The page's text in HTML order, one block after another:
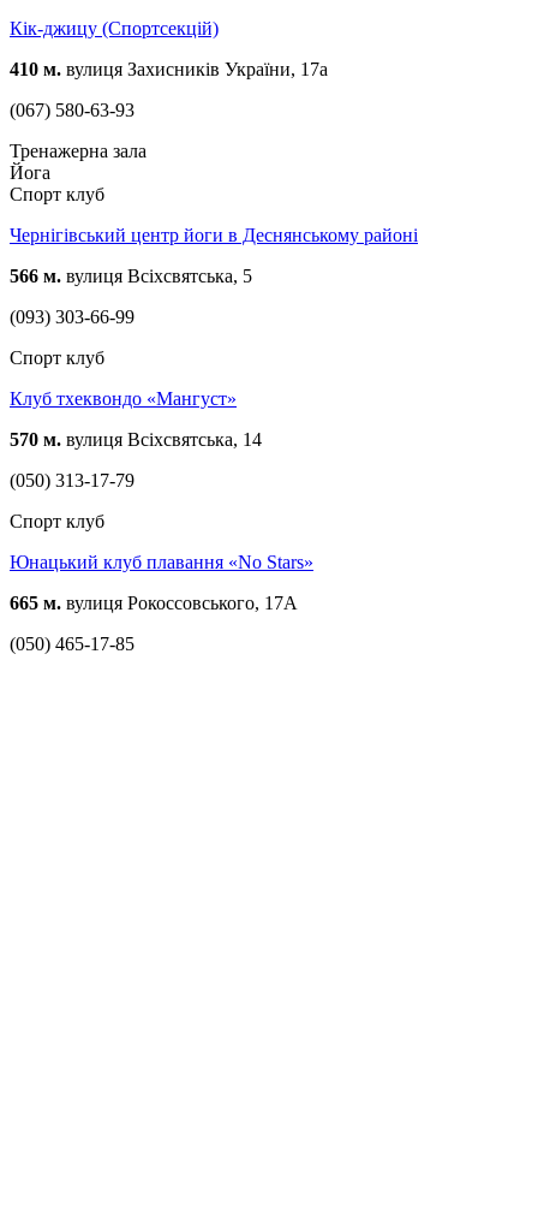
Кік-джицу (Спортсекцій)
410 м. вулиця Захисників України, 17a
(067) 580-63-93
Тренажерна зала
Йога
Спорт клуб
Чернігівський центр йоги в Деснянському районі
566 м. вулиця Всіхсвятська, 5
(093) 303-66-99
Спорт клуб
Клуб тхеквондо «Мангуст»
570 м. вулиця Всіхсвятська, 14
(050) 313-17-79
Спорт клуб
Юнацький клуб плавання «No Stars»
665 м. вулиця Рокоссовського, 17А
(050) 465-17-85